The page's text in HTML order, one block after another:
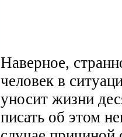
Наверное,
человек в
уносит жизни
писать об этом